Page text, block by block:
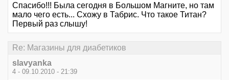
Спасибо!!! Была сегодня в Большом Магните, но там
мало чего есть... Схожу в Табрис. Что такое Титан?
Первый раз слышу!
Re: Магазины для диабетиков
slavyanka
4 - 09.10.2010 - 21:39